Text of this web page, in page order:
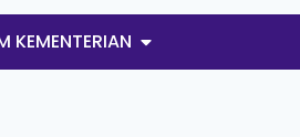
KEMENTERIAN